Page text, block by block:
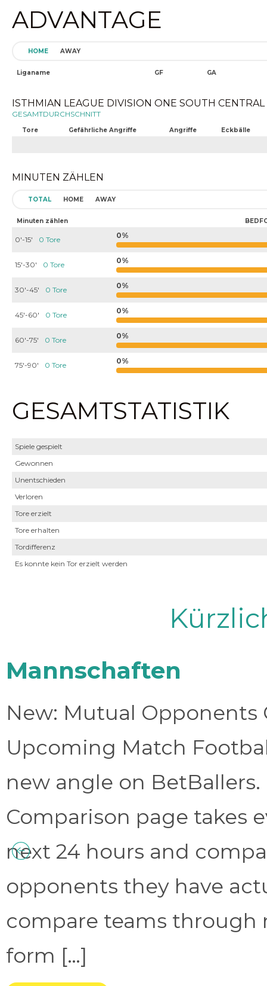
ADVANTAGE
HOME AWAY
Liganame GF GA
ISTHMIAN LEAGUE DIVISION ONE SOUTH
GESAMTDURCHSCHNITT
Tore Gefährliche Angriffe Angriffe Eckbälle
MINUTEN ZÄHLEN
TOTAL HOME AWAY
Minuten zählen
0'-15' 0 Tore 0%
15'-30' 0 Tore 0%
30'-45' 0 Tore 0%
45'-60' 0 Tore 0%
60'-75' 0 Tore 0%
75'-90' 0 Tore 0%
GESAMTSTATISTIK
Spiele gespielt
Gewonnen
Unentschieden
Verloren
Tore erzielt
Tore erhalten
Tordifferenz
Es konnte kein Tor erzielt werden
Mannschaften
New: Mutual Opponents
Upcoming Match
new angle on
Comparison page takes
next 24 hours and
opponents they have
compare teams through
form […]